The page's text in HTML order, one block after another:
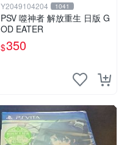
Y2049104204 1041
PSV 噬神者 解放重生 日版 G
OD EATER
$350